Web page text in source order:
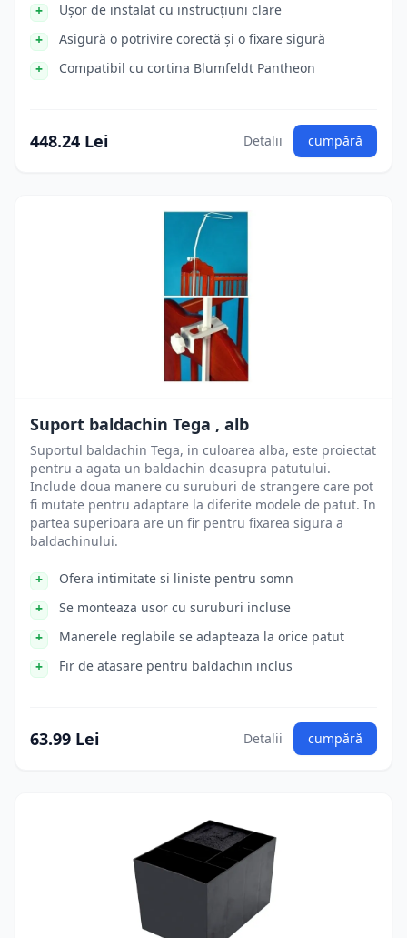
Ușor de instalat cu instrucțiuni clare
Asigură o potrivire corectă și o fixare sigură
Compatibil cu cortina Blumfeldt Pantheon
448.24 Lei Detalii cumpără
Suport baldachin Tega , alb
Suportul baldachin Tega, in culoarea alba, este proiectat
pentru a agata un baldachin deasupra patutului.
Include doua manere cu suruburi de strangere care pot
fi mutate pentru adaptare la diferite modele de patut. In
partea superioara are un fir pentru fixarea sigura a
baldachinului.
Ofera intimitate si liniste pentru somn
Se monteaza usor cu suruburi incluse
Manerele reglabile se adapteaza la orice patut
Fir de atasare pentru baldachin inclus
63.99 Lei Detalii cumpără